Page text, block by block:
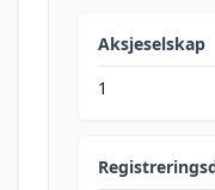
Aksjeselskap
1